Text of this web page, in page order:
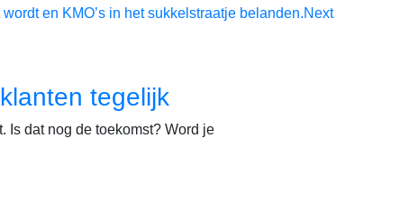
en KMO’s in het sukkelstraatje belanden.Next
tegelijk
Is dat nog de toekomst? Word je